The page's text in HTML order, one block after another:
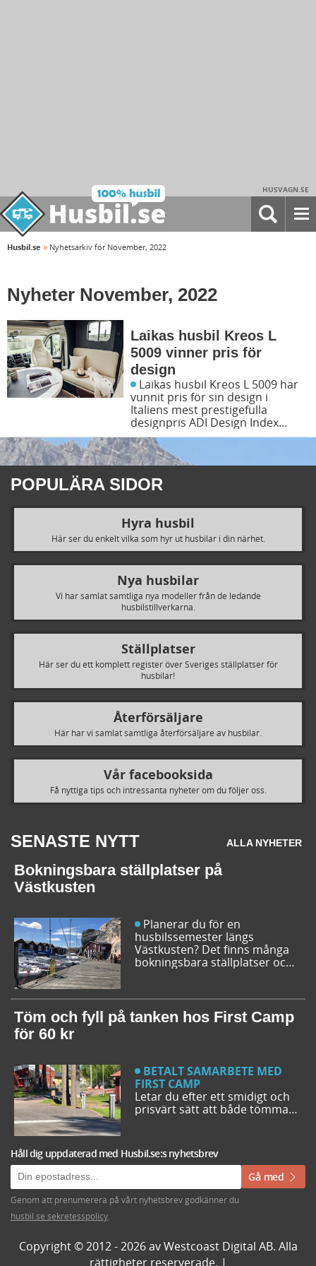
HUSVAGN.SE
Husbil.se » Nyhetsarkiv för November, 2022
Nyheter November, 2022
Laikas husbil Kreos L
5009 vinner pris för
design
vunnit pris för sin design i
Italiens mest prestigefulla
designpris ADI Design Index
2022.
POPULÄRA SIDOR
Hyra husbil
Här ser du enkelt vilka som hyr ut husbilar i din närhet.
Nya husbilar
Vi har samlat samtliga nya modeller från de ledande
husbilstillverkarna.
Ställplatser
Här ser du ett komplett register över Sveriges ställplatser för
husbilar!
Återförsäljare
Här har vi samlat samtliga återförsäljare av husbilar.
Vår facebooksida
Få nyttiga tips och intressanta nyheter om du följer oss.
SENASTE NYTT ALLA NYHETER
Bokningsbara ställplatser på
Västkusten
husbilssemester längs
Västkusten? Det finns många
bokningsbara ställplatser och
campingturen. Vi ger dig några
bra förslag på ställplatser och
husbilsplatser så att du kan
Töm och fyll på tanken hos First Camp
för 60 kr
BETALT SAMARBETE MED
FIRST CAMP
Letar du efter ett smidigt och
prisvärt sätt att både tömma
har du möjlighet att svänga in
på någon av de närmare 50
First Camp destinationerna i
Sverige. Kanske kommer du
även upptäcka en ny
Håll dig uppdaterad med Husbil.se:s nyhetsbrev
Gå med
Genom att prenumerera på vårt nyhetsbrev godkänner du
husbil.se sekretesspolicy
Copyright © 2012 - 2026 av Westcoast Digital AB. Alla
rättigheter reserverade. |